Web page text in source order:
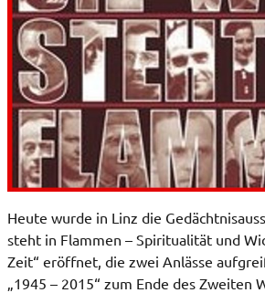
Heute wurde in Linz die
steht in Flammen – Spiritualität und
Zeit“ eröffnet, die zwei Anlässe
„1945 – 2015“ zum Ende des Zweiten